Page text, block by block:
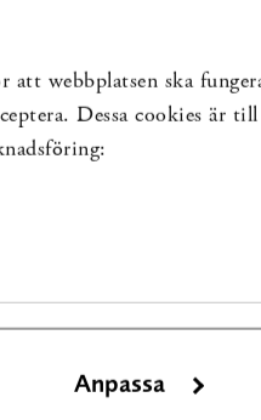
att webbplatsen ska
Dessa cookies är
Anpassa
24 augusti, men
deltagare blir för lågt.
Mer information om hur